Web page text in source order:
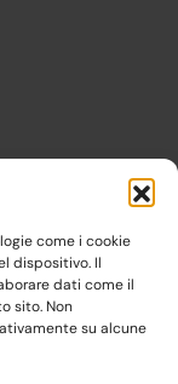
come i cookie
dispositivo. Il
dati come il
sito. Non
su alcune